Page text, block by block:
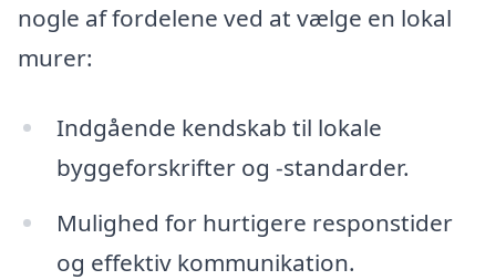
nogle af fordelene ved at vælge en lokal
murer:
Indgående kendskab til lokale
byggeforskrifter og -standarder.
Mulighed for hurtigere responstider
og effektiv kommunikation.